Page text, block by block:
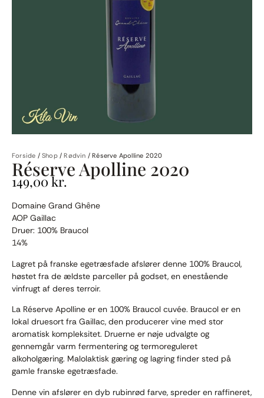
Forside /Shop/Rødvin /Réserve Apolline 2020
Réserve Apolline 2020
149,00kr.
Domaine Grand Ghêne
AOP Gaillac
Druer: 100% Braucol
14%
Lagret på franske egetræsfade afslører denne 100% Braucol,
høstet fra de ældste parceller på godset, en enestående
vinfrugt af deres terroir.
La Réserve Apolline er en 100% Braucol cuvée. Braucol er en
lokal druesort fra Gaillac, den producerer vine med stor
aromatisk kompleksitet. Druerne er nøje udvalgte og
gennemgår varm fermentering og termoreguleret
alkoholgæring. Malolaktisk gæring og lagring finder sted på
gamle franske egetræsfade.
Denne vin afslører en dyb rubinrød farve, spreder en raffineret,